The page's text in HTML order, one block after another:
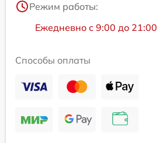
Режим работы:
Ежедневно с 9:00 до 21:00
Способы оплаты